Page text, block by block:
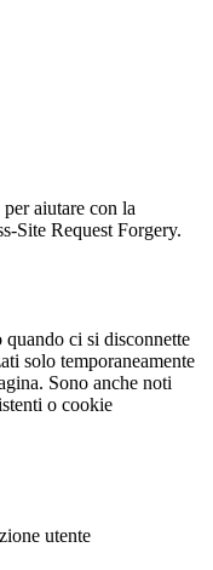
aiutare con la
Site Request Forgery.
quando ci si disconnette
solo temporaneamente
Sono anche noti
o cookie
utente